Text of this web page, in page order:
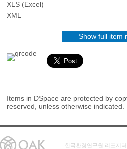
XLS (Excel)
XML
Show full item
Items in DSpace are protected by
reserved, unless otherwise indicated.
한국환경연구원 리포지